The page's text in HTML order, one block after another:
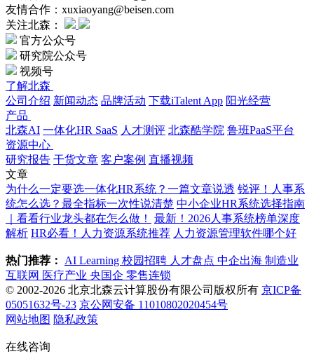
友情合作：xuxiaoyang@beisen.com
关注北森：
官方公众号
研究院公众号
视频号
了解北森
公司介绍 新闻动态 品牌活动 下载iTalent App 阳光经营
产品
北森AI 一体化HR SaaS 人才测评 北森酷学院 鲁班PaaS平台
资源中心
研究报告 干货文章 客户案例 直播视频
文章
为什么一定要选一体化HR系统？一篇文章说透 锐评！人事系
统怎么选？最全指标一次性说清楚 中小企业HR系统选择指南
｜看看行业龙头都在怎么做！
最新！2026人事系统榜单深度
解析 HR必看！人力资源系统推荐 人力资源管理软件哪个好
热门推荐： AI Learning 校园招聘 人才盘点 中企出海 制造业
互联网 医疗产业 央国企 零售连锁
© 2002-2026 北京北森云计算股份有限公司版权所有 京ICP备
05051632号-23 京公网安备 11010802020454号
网站地图 隐私政策
在线咨询